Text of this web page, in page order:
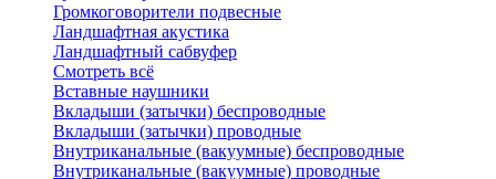
Громкоговорители подвесные
Ландшафтная акустика
Ландшафтный сабвуфер
Смотреть всё
Вставные наушники
Вкладыши (затычки) беспроводные
Вкладыши (затычки) проводные
Внутриканальные (вакуумные) беспроводные
Внутриканальные (вакуумные) проводные